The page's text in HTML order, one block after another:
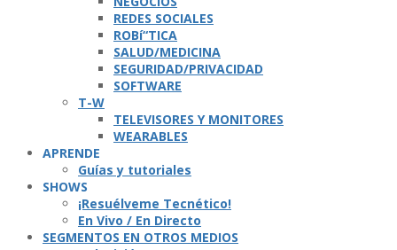
REDES SOCIALES
ROBí“TICA
SALUD/MEDICINA
SEGURIDAD/PRIVACIDAD
SOFTWARE
T-W
TELEVISORES Y MONITORES
WEARABLES
APRENDE
Guí­as y tutoriales
SHOWS
¡Resuélveme Tecnético!
En Vivo / En Directo
SEGMENTOS EN OTROS MEDIOS